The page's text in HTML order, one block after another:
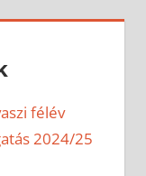
félév
2024/25